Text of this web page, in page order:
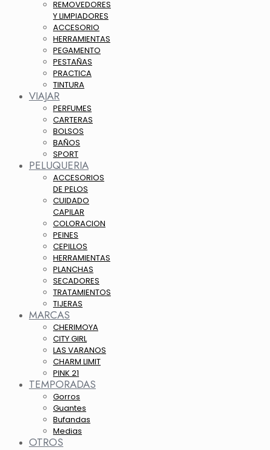
REMOVEDORES
Y LIMPIADORES
ACCESORIO
HERRAMIENTAS
PEGAMENTO
PESTAÑAS
PRACTICA
TINTURA
VIAJAR
PERFUMES
CARTERAS
BOLSOS
BAÑOS
SPORT
PELUQUERIA
ACCESORIOS
DE PELOS
CUIDADO
CAPILAR
COLORACION
PEINES
CEPILLOS
HERRAMIENTAS
PLANCHAS
SECADORES
TRATAMIENTOS
TIJERAS
MARCAS
CHERIMOYA
CITY GIRL
LAS VARANOS
CHARM LIMIT
PINK 21
TEMPORADAS
Gorros
Guantes
Bufandas
Medias
OTROS